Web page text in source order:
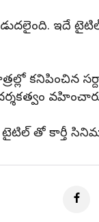
విడుదలైంది.
కనిపించిన
టైటిల్ తో కార్తీ